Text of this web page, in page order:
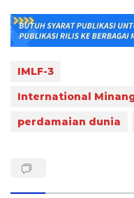
IMLF-3
International
perdamaian dunia